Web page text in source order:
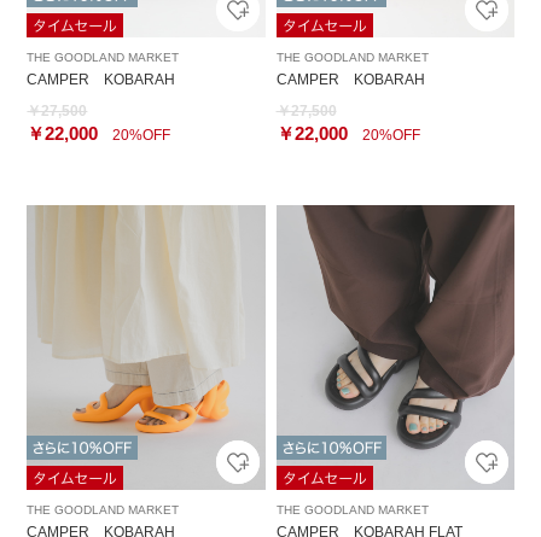
THE GOODLAND MARKET
CAMPER KOBARAH
￥27,500
￥22,000 20%OFF
THE GOODLAND MARKET
CAMPER KOBARAH
￥27,500
￥22,00020%OFF
THE GOODLAND MARKET
CAMPER KOBARAH
THE GOODLAND MARKET
CAMPER KOBARAH FLAT